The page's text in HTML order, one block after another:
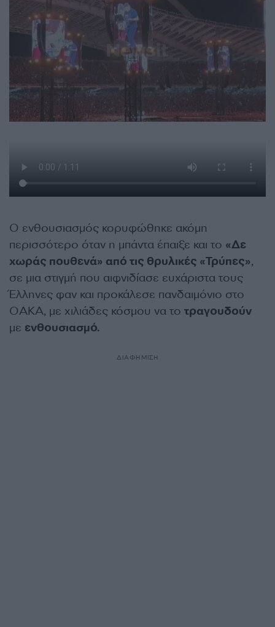
Ο ενθουσιασμός κορυφώθηκε ακόμη
περισσότερο όταν η μπάντα έπαιξε και το «Δε
χωράς πουθενά» από τις θρυλικές «Τρύπες»,
σε μια στιγμή που αιφνιδίασε ευχάριστα τους
Έλληνες φαν και προκάλεσε πανδαιμόνιο στο
ΟΑΚΑ, με χιλιάδες κόσμου να το τραγουδούν
με ενθουσιασμό.
ΔΙΑΦΗΜΙΣΗ